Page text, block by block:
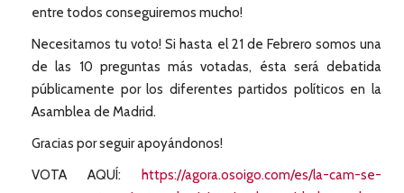
entre todos conseguiremos mucho!
Necesitamos tu voto! Si hasta el 21 de Febrero somos una
de las 10 preguntas más votadas, ésta será debatida
públicamente por los diferentes partidos políticos en la
Asamblea de Madrid.
Gracias por seguir apoyándonos!
VOTA AQUÍ:
https://agora.osoigo.com/es/la-cam-se-